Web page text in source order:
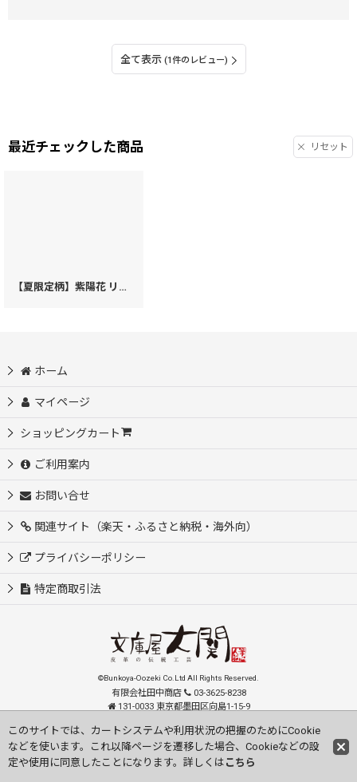
全て表示 (1件のレビュー)
最近チェックした商品 リセット
【夏限定柄】紫陽花 リップも入るハートまちの小物入れ
ホーム
マイページ
ショッピングカート
ご利用案内
お問い合せ
関連サイト（楽天・ふるさと納税・海外向）
プライバシーポリシー
特定商取引法
©Bunkoya-Oozeki Co.Ltd All Rights Reserved.
有限会社田中商店
03-3625-8238
131-0033 東京都墨田区向島1-15-9
Visit our English Store
このサイトでは、カートシステムや利用状況の把握のためにCookie
などを使います。これ以降ページを遷移した場合、Cookieなどの設
定や使用に同意したことになります。詳しくは こちら